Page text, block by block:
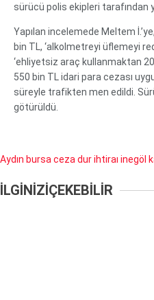
sürücü polis ekipleri tarafından
Yapılan incelemede Meltem
bin TL, ‘alkolmetreyi üflemeyi
‘ehliyetsiz araç kullanmaktan
550 bin TL idari para cezası
süreyle trafikten men edildi.
götürüldü.
Aydın bursacezadur ihtiraı inegöl
İLGİNİZİÇEKEBİLİR